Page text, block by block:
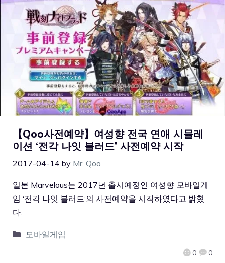
【Qoo사전예약】여성향 전국 연애 시뮬레
이션 ‘전각 나잇 블러드’ 사전예약 시작
2017-04-14 by Mr. Qoo
0 0
일본 Marvelous는 2017년 출시예정인 여성향 모바일게
임 ‘전각 나잇 블러드’의 사전예약을 시작하였다고 밝혔
다.
모바일게임